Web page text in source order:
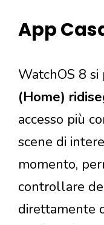
App
WatchOS 8 si
(Home)
accesso più
scene di
momento,
controllare
direttamente